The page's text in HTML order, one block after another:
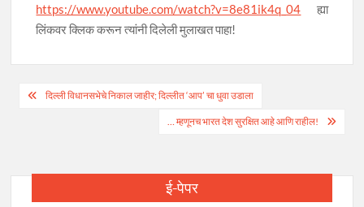
https://www.youtube.com/watch?v=8e81ik4q_04 ह्या
लिंकवर क्लिक करून त्यांनी दिलेली मुलाखत पाहा!
Postदिल्ली विधानसभेचे निकाल जाहीर; दिल्लीत ‘आप’ चा धुवा उडाला
… म्हणूनच भारत देश सुरक्षित आहे आणि राहील!
ई-पेपर